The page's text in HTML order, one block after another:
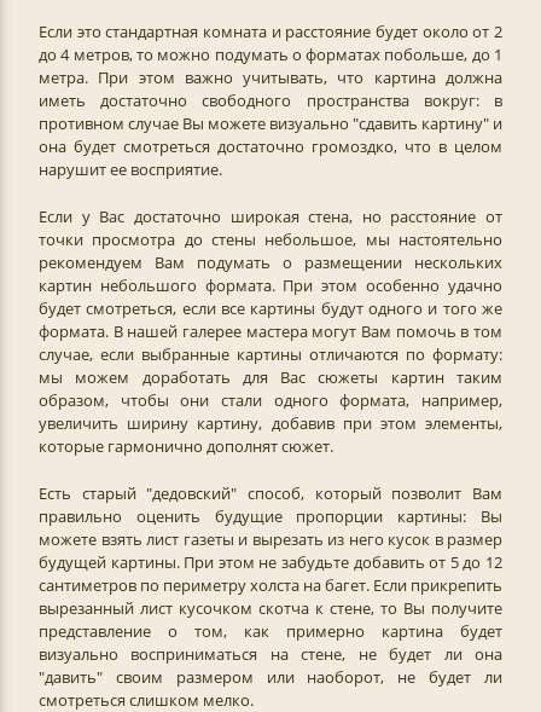
Если это стандартная комната и расстояние будет около от 2
до 4 метров, то можно подумать о форматах побольше, до 1
метра. При этом важно учитывать, что картина должна
иметь достаточно свободного пространства вокруг: в
противном случае Вы можете визуально "сдавить картину" и
она будет смотреться достаточно громоздко, что в целом
нарушит ее восприятие.
Если у Вас достаточно широкая стена, но расстояние от
точки просмотра до стены небольшое, мы настоятельно
рекомендуем Вам подумать о размещении нескольких
картин небольшого формата. При этом особенно удачно
будет смотреться, если все картины будут одного и того же
формата. В нашей галерее мастера могут Вам помочь в том
случае, если выбранные картины отличаются по формату:
мы можем доработать для Вас сюжеты картин таким
образом, чтобы они стали одного формата, например,
увеличить ширину картину, добавив при этом элементы,
которые гармонично дополнят сюжет.
Есть старый "дедовский" способ, который позволит Вам
правильно оценить будущие пропорции картины: Вы
можете взять лист газеты и вырезать из него кусок в размер
будущей картины. При этом не забудьте добавить от 5 до 12
сантиметров по периметру холста на багет. Если прикрепить
вырезанный лист кусочком скотча к стене, то Вы получите
представление о том, как примерно картина будет
визуально восприниматься на стене, не будет ли она
"давить" своим размером или наоборот, не будет ли
смотреться слишком мелко.